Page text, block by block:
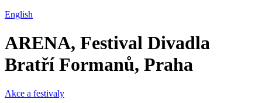
English
ARENA, Festival Divadla
Bratří Formanů, Praha
Akce a festivaly